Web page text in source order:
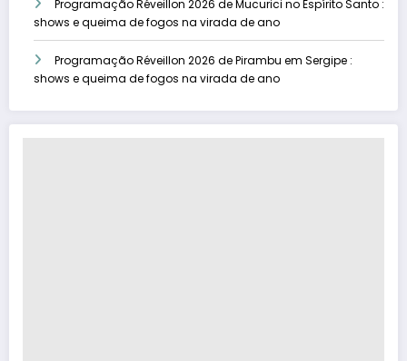
Programação Réveillon 2026 de Mucurici no Espírito Santo :
shows e queima de fogos na virada de ano
Programação Réveillon 2026 de Pirambu em Sergipe :
shows e queima de fogos na virada de ano